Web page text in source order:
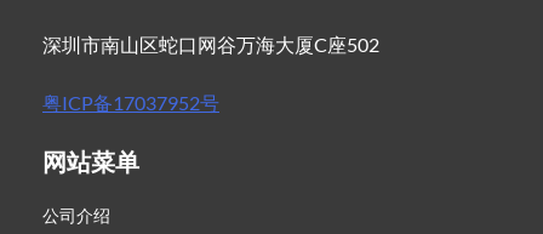
深圳市南山区蛇口网谷万海大厦C座502
粤ICP备17037952号
网站菜单
公司介绍